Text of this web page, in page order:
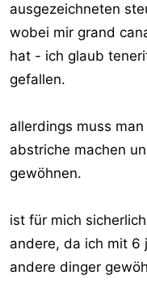
ausgezeichneten
wobei mir grand
hat - ich glaub
gefallen.
allerdings muss
abstriche machen
gewöhnen.
ist für mich
andere, da ich mit 6
andere dinger